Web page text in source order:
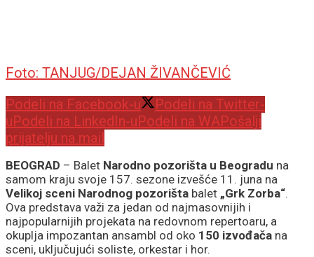
Foto: TANJUG/DEJAN ŽIVANČEVIĆ
Podeli na Facebook-u
Podeli na Twitter-
uPodeli na LinkedIn-uPodeli na WAPošalji
prijatelju na mail
BEOGRAD – Balet Narodno pozorišta u Beogradu na
samom kraju svoje 157. sezone izvešće 11. juna na
Velikoj sceni Narodnog pozorišta balet „Grk Zorba“.
Ova predstava važi za jedan od najmasovnijih i
najpopularnijih projekata na redovnom repertoaru, a
okuplja impozantan ansambl od oko 150 izvođača na
sceni, uključujući soliste, orkestar i hor.